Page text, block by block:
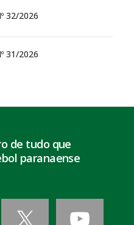
32/2026
31/2026
de tudo que
paranaense